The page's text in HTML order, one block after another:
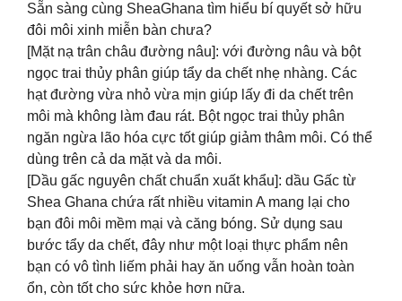
Sẵn sàng cùng SheaGhana tìm hiểu bí quyết sở hữu
đôi môi xinh miễn bàn chưa?
[Mặt nạ trân châu đường nâu]: với đường nâu và bột
ngọc trai thủy phân giúp tẩy da chết nhẹ nhàng. Các
hạt đường vừa nhỏ vừa mịn giúp lấy đi da chết trên
môi mà không làm đau rát. Bột ngọc trai thủy phân
ngăn ngừa lão hóa cực tốt giúp giảm thâm môi. Có thể
dùng trên cả da mặt và da môi.
[Dầu gấc nguyên chất chuẩn xuất khẩu]: dầu Gấc từ
Shea Ghana chứa rất nhiều vitamin A mang lại cho
bạn đôi môi mềm mại và căng bóng. Sử dụng sau
bước tẩy da chết, đây như một loại thực phẩm nên
bạn có vô tình liếm phải hay ăn uống vẫn hoàn toàn
ổn, còn tốt cho sức khỏe hơn nữa.